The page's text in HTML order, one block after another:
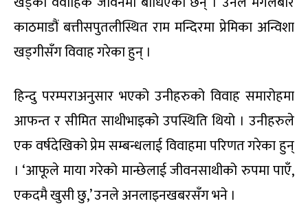
काठमाडौं बत्तीसपुतलीस्थित राम मन्दिरमा प्रेमिका अन्विशा
खड्गीसँग विवाह गरेका हुन् ।
हिन्दु परम्पराअनुसार भएको उनीहरुको विवाह समारोहमा
आफन्त र सीमित साथीभाइको उपस्थिति थियो । उनीहरुले
एक वर्षदेखिको प्रेम सम्बन्धलाई विवाहमा परिणत गरेका हुन्
। ‘आफूले माया गरेको मान्छेलाई जीवनसाथीको रुपमा पाएँ,
एकदमै खुसी छु,’ उनले अनलाइनखबरसँग भने ।